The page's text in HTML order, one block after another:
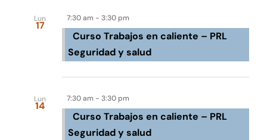
Tienda online
y
vistas
Lun
17
7:30 am - 3:30 pm
Curso Trabajos en caliente – PRL
Seguridad y salud
Lun
14
7:30 am - 3:30 pm
Curso Trabajos en caliente – PRL
Seguridad y salud